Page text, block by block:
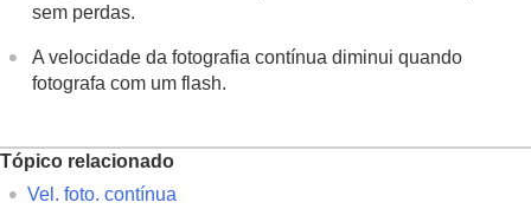
sem perdas.
A velocidade da fotografia contínua diminui quando
fotografa com um flash.
Tópico relacionado
Vel. foto. contínua